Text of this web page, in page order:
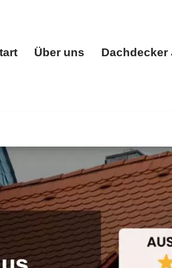
Über uns Dachdecker
Dachstuhl.
✉.